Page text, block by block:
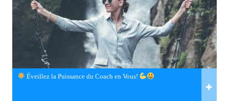
Éveillez la Puissance du Coach en Vous!